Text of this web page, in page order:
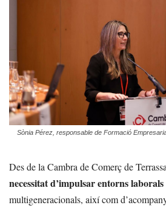
Sònia Pérez, responsable de Formació
Des de la Cambra de Comerç de Terrassa
necessitat d’impulsar entorns laborals
multigeneracionals, així com